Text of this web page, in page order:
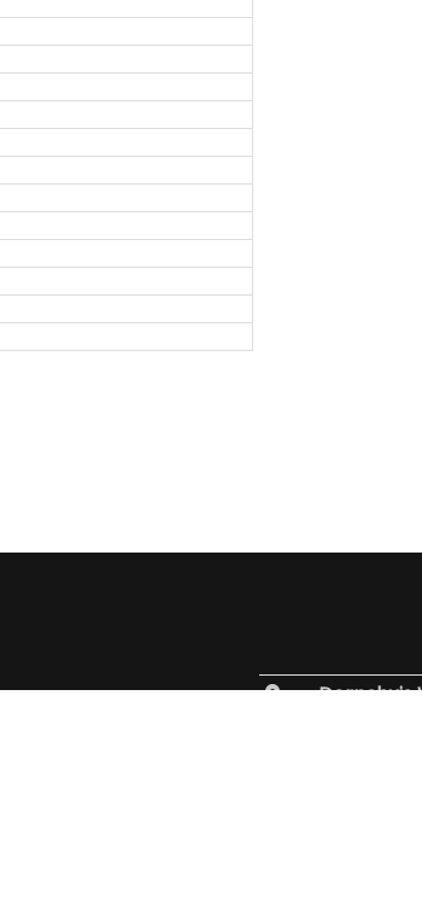
Dorpshuis